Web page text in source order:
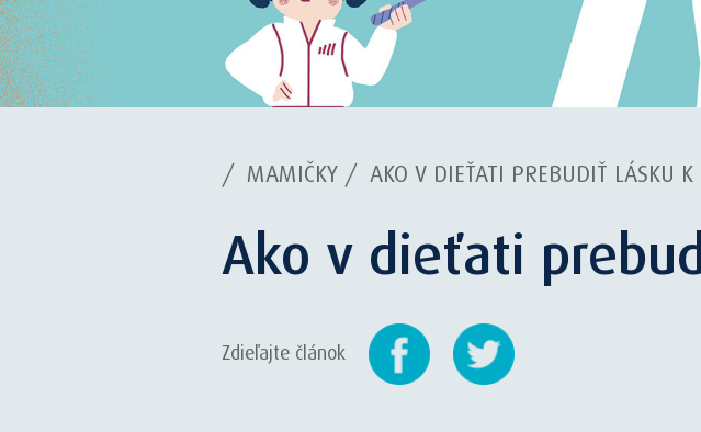
/ MAMIČKY / AKO V DIEŤATI PREBUDIŤ LÁSKU K
Ako v dieťati
Zdieľajte článok